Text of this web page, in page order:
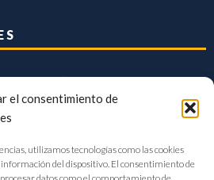
el consentimiento de
utilizamos tecnologías como las cookies
del dispositivo. El consentimiento de